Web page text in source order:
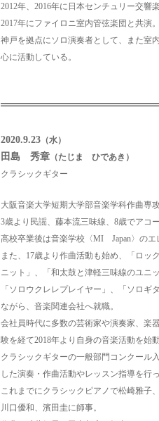
2012年、2016年に日本センチュリー交響
2017年にファイロニ室内管弦楽団と共演。
神戸を拠点にソロ演奏者として、また室
心に活動している。
2020.9.23 （水）
田島 秀章 （たじま ひであき）
クラシックギター
大阪音楽大学短期大学部音楽学科作曲専
3歳より民謡、藤本流三味線、8歳でアコ
高校卒業後は音楽学校〈MI Japan〉のエ
また、17歳より作曲活動も始め、「ロッ
ニット」、「和太鼓と津軽三味線のユニッ
「ソロウクレレプレイヤー」、「ソロ
ながら、音楽関連会社へ就職。
会社員時代に多数の芸術家や演奏家、楽
験を経て2018年より自身の音楽活動を始動
クラシックギターの一般部門コンクール
した演奏・作曲活動やレッスン指導を行っ
これまでにクラシックピアノで松崎雅子
川口優和、濱田圭に師事。